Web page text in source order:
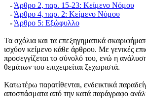
- Άρθρο 2, παρ. 15-23: Κείμενο Νόμου
- Άρθρο 4, παρ. 2: Κείμενο Νόμου
- Άρθρο 5: Εξώφυλλο
Τα σχόλια και τα επεξηγηματικά
ισχύον κείμενο κάθε άρθρου. Με γενικές
προσεγγίζεται το σύνολό του, ενώ η
θεμάτων του επιχειρείται ξεχωριστά.
Κατωτέρω παρατίθενται, ενδεικτικά
αποσπάσματα από την κατά παράγραφο